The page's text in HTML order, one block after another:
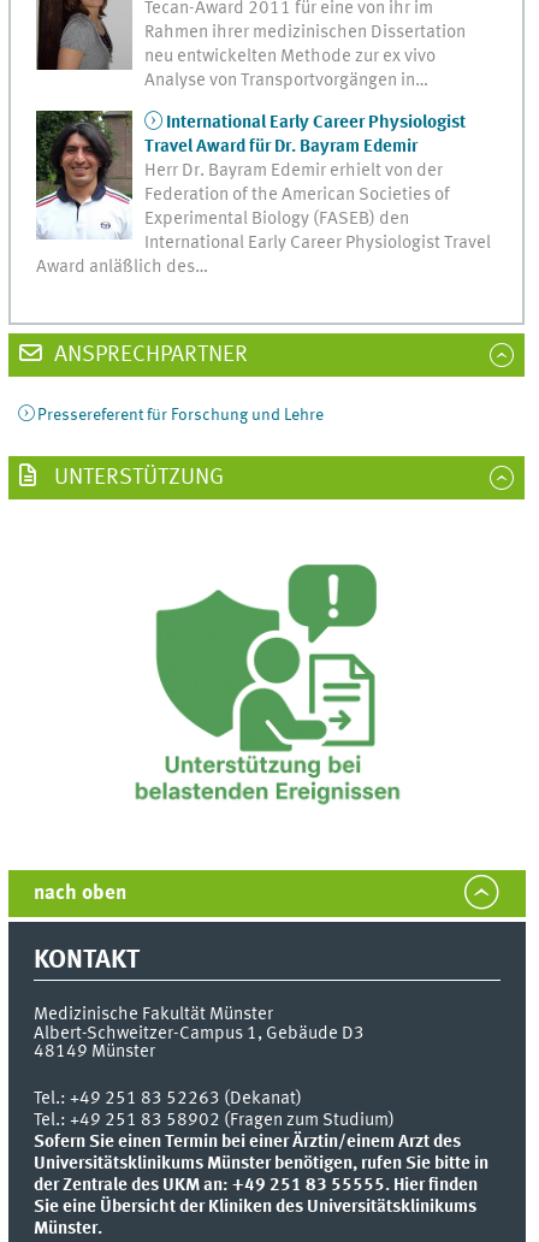
Tecan-Award 2011 für eine von ihr im
Rahmen ihrer medizinischen Dissertation
neu entwickelten Methode zur ex vivo
Analyse von Transportvorgängen in…
International Early Career Physiologist
Travel Award für Dr. Bayram Edemir
Herr Dr. Bayram Edemir erhielt von der
Federation of the American Societies of
Experimental Biology (FASEB) den
International Early Career Physiologist Travel
Award anläßlich des…
ANSPRECHPARTNER
Pressereferent für Forschung und Lehre
UNTERSTÜTZUNG
nach oben
KONTAKT
Medizinische Fakultät Münster
Albert-Schweitzer-Campus 1, Gebäude D3
48149 Münster
Tel.:+49 251 83 52263 (Dekanat)
Tel.: +49 251 83 58902 (Fragen zum Studium)
Sofern Sie einen Termin bei einer Ärztin/einem Arzt des
Universitätsklinikums Münster benötigen, rufen Sie bitte in
der Zentrale des UKM an: +49 251 83 55555. Hier finden
Sie eine Übersicht der Kliniken des Universitätsklinikums
Münster.